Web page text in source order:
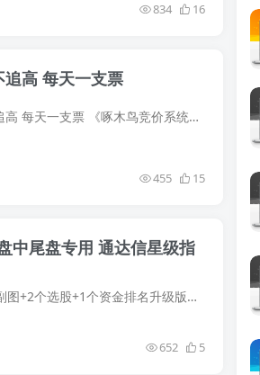
834 16
追高 每天一支票
【通达信】啄木鸟竞价系统软件版指标公式+版面+股池{主图/副图/选股}不打板 不追高 每天一支票 《啄木鸟竞价系统》是一种基于大数据和算法的投资工具。相比传统的人工筛选方法，这种系统更加科...
455 15
通达信金钻《九封至尊》全套指标，不加密原码分享！ 本指标包含：1个主图+2个副图+2个选股+1个资金排名升级版，共6个指标。 选股指标2个： ★ 九封精选（适用于：盘中预警介入） ★ 九封初选（...
652 5